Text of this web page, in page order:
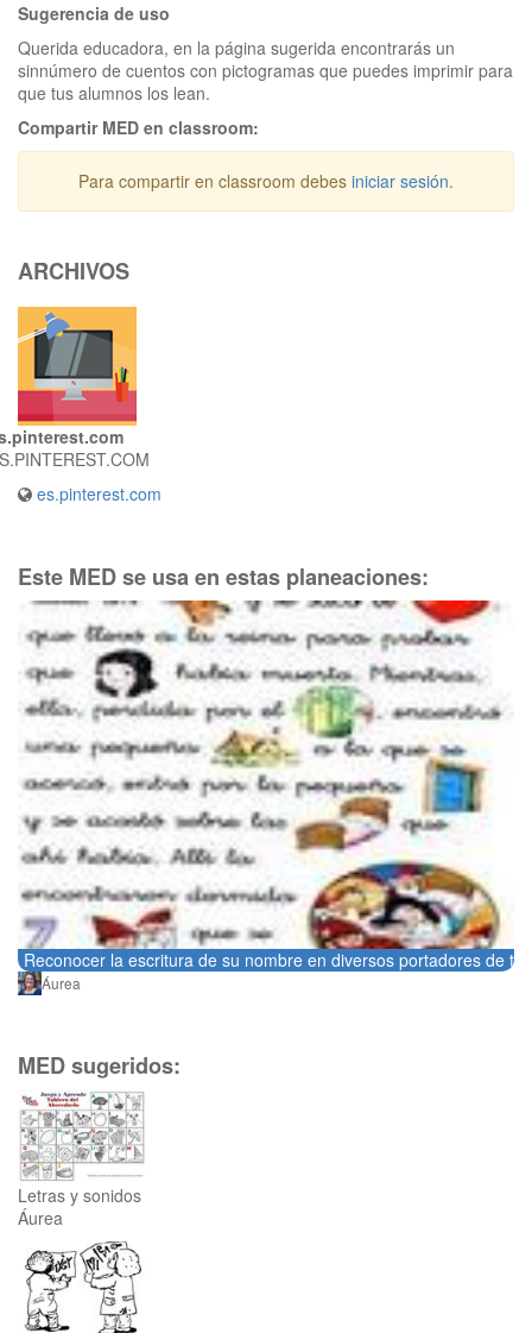
Sugerencia de uso
Querida educadora, en la página sugerida encontrarás un
sinnúmero de cuentos con pictogramas que puedes imprimir para
que tus alumnos los lean.
Compartir MED en classroom:
Para compartir en classroom debes iniciar sesión.
ARCHIVOS
es.pinterest.com
Este MED se usa en estas planeaciones:
Reconocer la escritura de su nombre en diversos portadores de
Áurea
MED sugeridos:
Letras y sonidos
Áurea